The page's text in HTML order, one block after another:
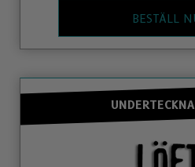
BESTÄLL